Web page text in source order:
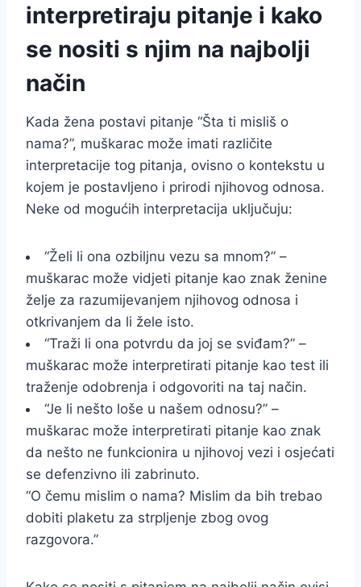
interpretiraju pitanje i kako
se nositi s njim na najbolji
način
Kada žena postavi pitanje “Šta ti misliš o
nama?”, muškarac može imati različite
interpretacije tog pitanja, ovisno o kontekstu u
kojem je postavljeno i prirodi njihovog odnosa.
Neke od mogućih interpretacija uključuju:
“Želi li ona ozbiljnu vezu sa mnom?” –
muškarac može vidjeti pitanje kao znak ženine
želje za razumijevanjem njihovog odnosa i
otkrivanjem da li žele isto.
“Traži li ona potvrdu da joj se sviđam?” –
muškarac može interpretirati pitanje kao test ili
traženje odobrenja i odgovoriti na taj način.
“Je li nešto loše u našem odnosu?” –
muškarac može interpretirati pitanje kao znak
da nešto ne funkcionira u njihovoj vezi i osjećati
se defenzivno ili zabrinuto.
“O čemu mislim o nama? Mislim da bih trebao
dobiti plaketu za strpljenje zbog ovog
razgovora.”